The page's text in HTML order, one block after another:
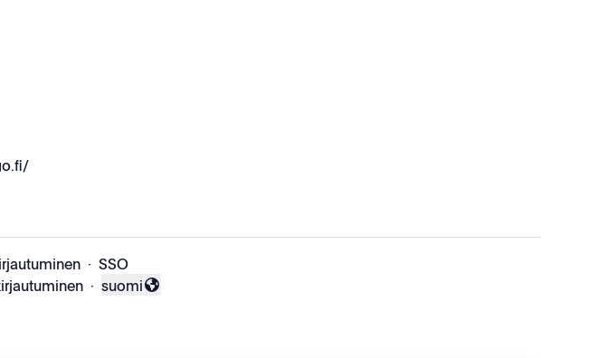
· SSO
· Vaihda kieli
suomi